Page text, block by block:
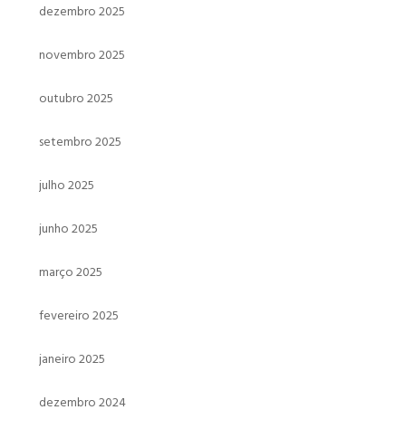
dezembro 2025
novembro 2025
outubro 2025
setembro 2025
julho 2025
junho 2025
março 2025
fevereiro 2025
janeiro 2025
dezembro 2024